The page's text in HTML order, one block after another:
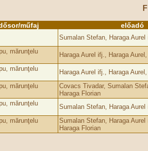
műfaj előadó
Sumalan Stefan, Haraga Aurel
mărunţelu
Haraga Aurel ifj., Haraga
mărunţelu
Haraga Aurel ifj., Haraga
mărunţelu
Covacs Tivadar, Sumalan
Haraga Florian
mărunţelu
Sumalan Stefan, Haraga Aurel
mărunţelu
Sumalan Stefan, Haraga
Haraga Florian